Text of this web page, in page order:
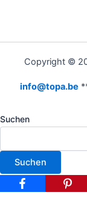
Copyright ©
info@topa.be
Suchen
Suchen